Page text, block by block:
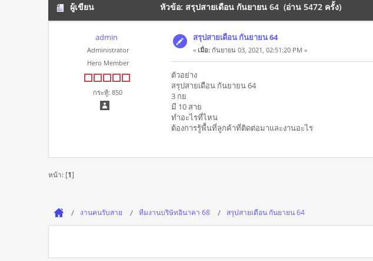
ผู้เขียน หัวข้อ: สรุปสายเดือน กันยายน 64 (อ่าน 5472 ครั้ง)
admin
Administrator
Hero Member
กระทู้: 850
สรุปสายเดือน กันยายน 64
« เมื่อ:กันยายน 03, 2021, 02:51:20 PM »
ตัวอย่าง
สรุปสายเดือน กันยายน 64
3 กย
มี 10 สาย
ทำอะไรที่ไหน
ต้องการรู้พื้นที่ลูกค้าที่ติดต่อมาและงานอะไร
หน้า: [1]
งานคนรับสาย ทีมงานบริษัทอินาคา 68 สรุปสายเดือน กันยายน 64